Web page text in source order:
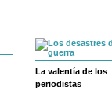
La valentía de los
periodistas